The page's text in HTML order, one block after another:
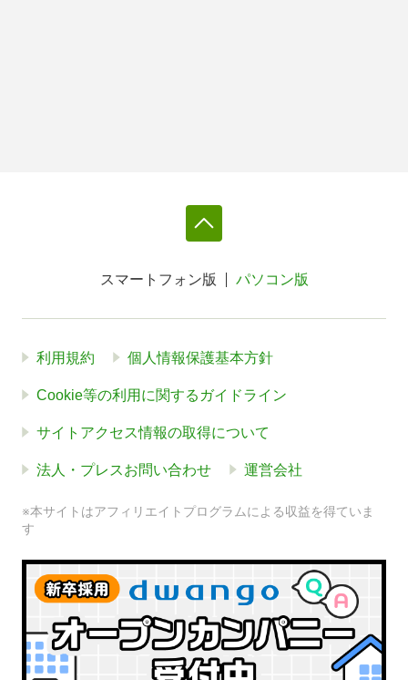
スマートフォン版 パソコン版
利用規約 個人情報保護基本方針
Cookie等の利用に関するガイドライン
サイトアクセス情報の取得について
法人・プレスお問い合わせ 運営会社
※本サイトはアフィリエイトプログラムによる収益を得ていま
す